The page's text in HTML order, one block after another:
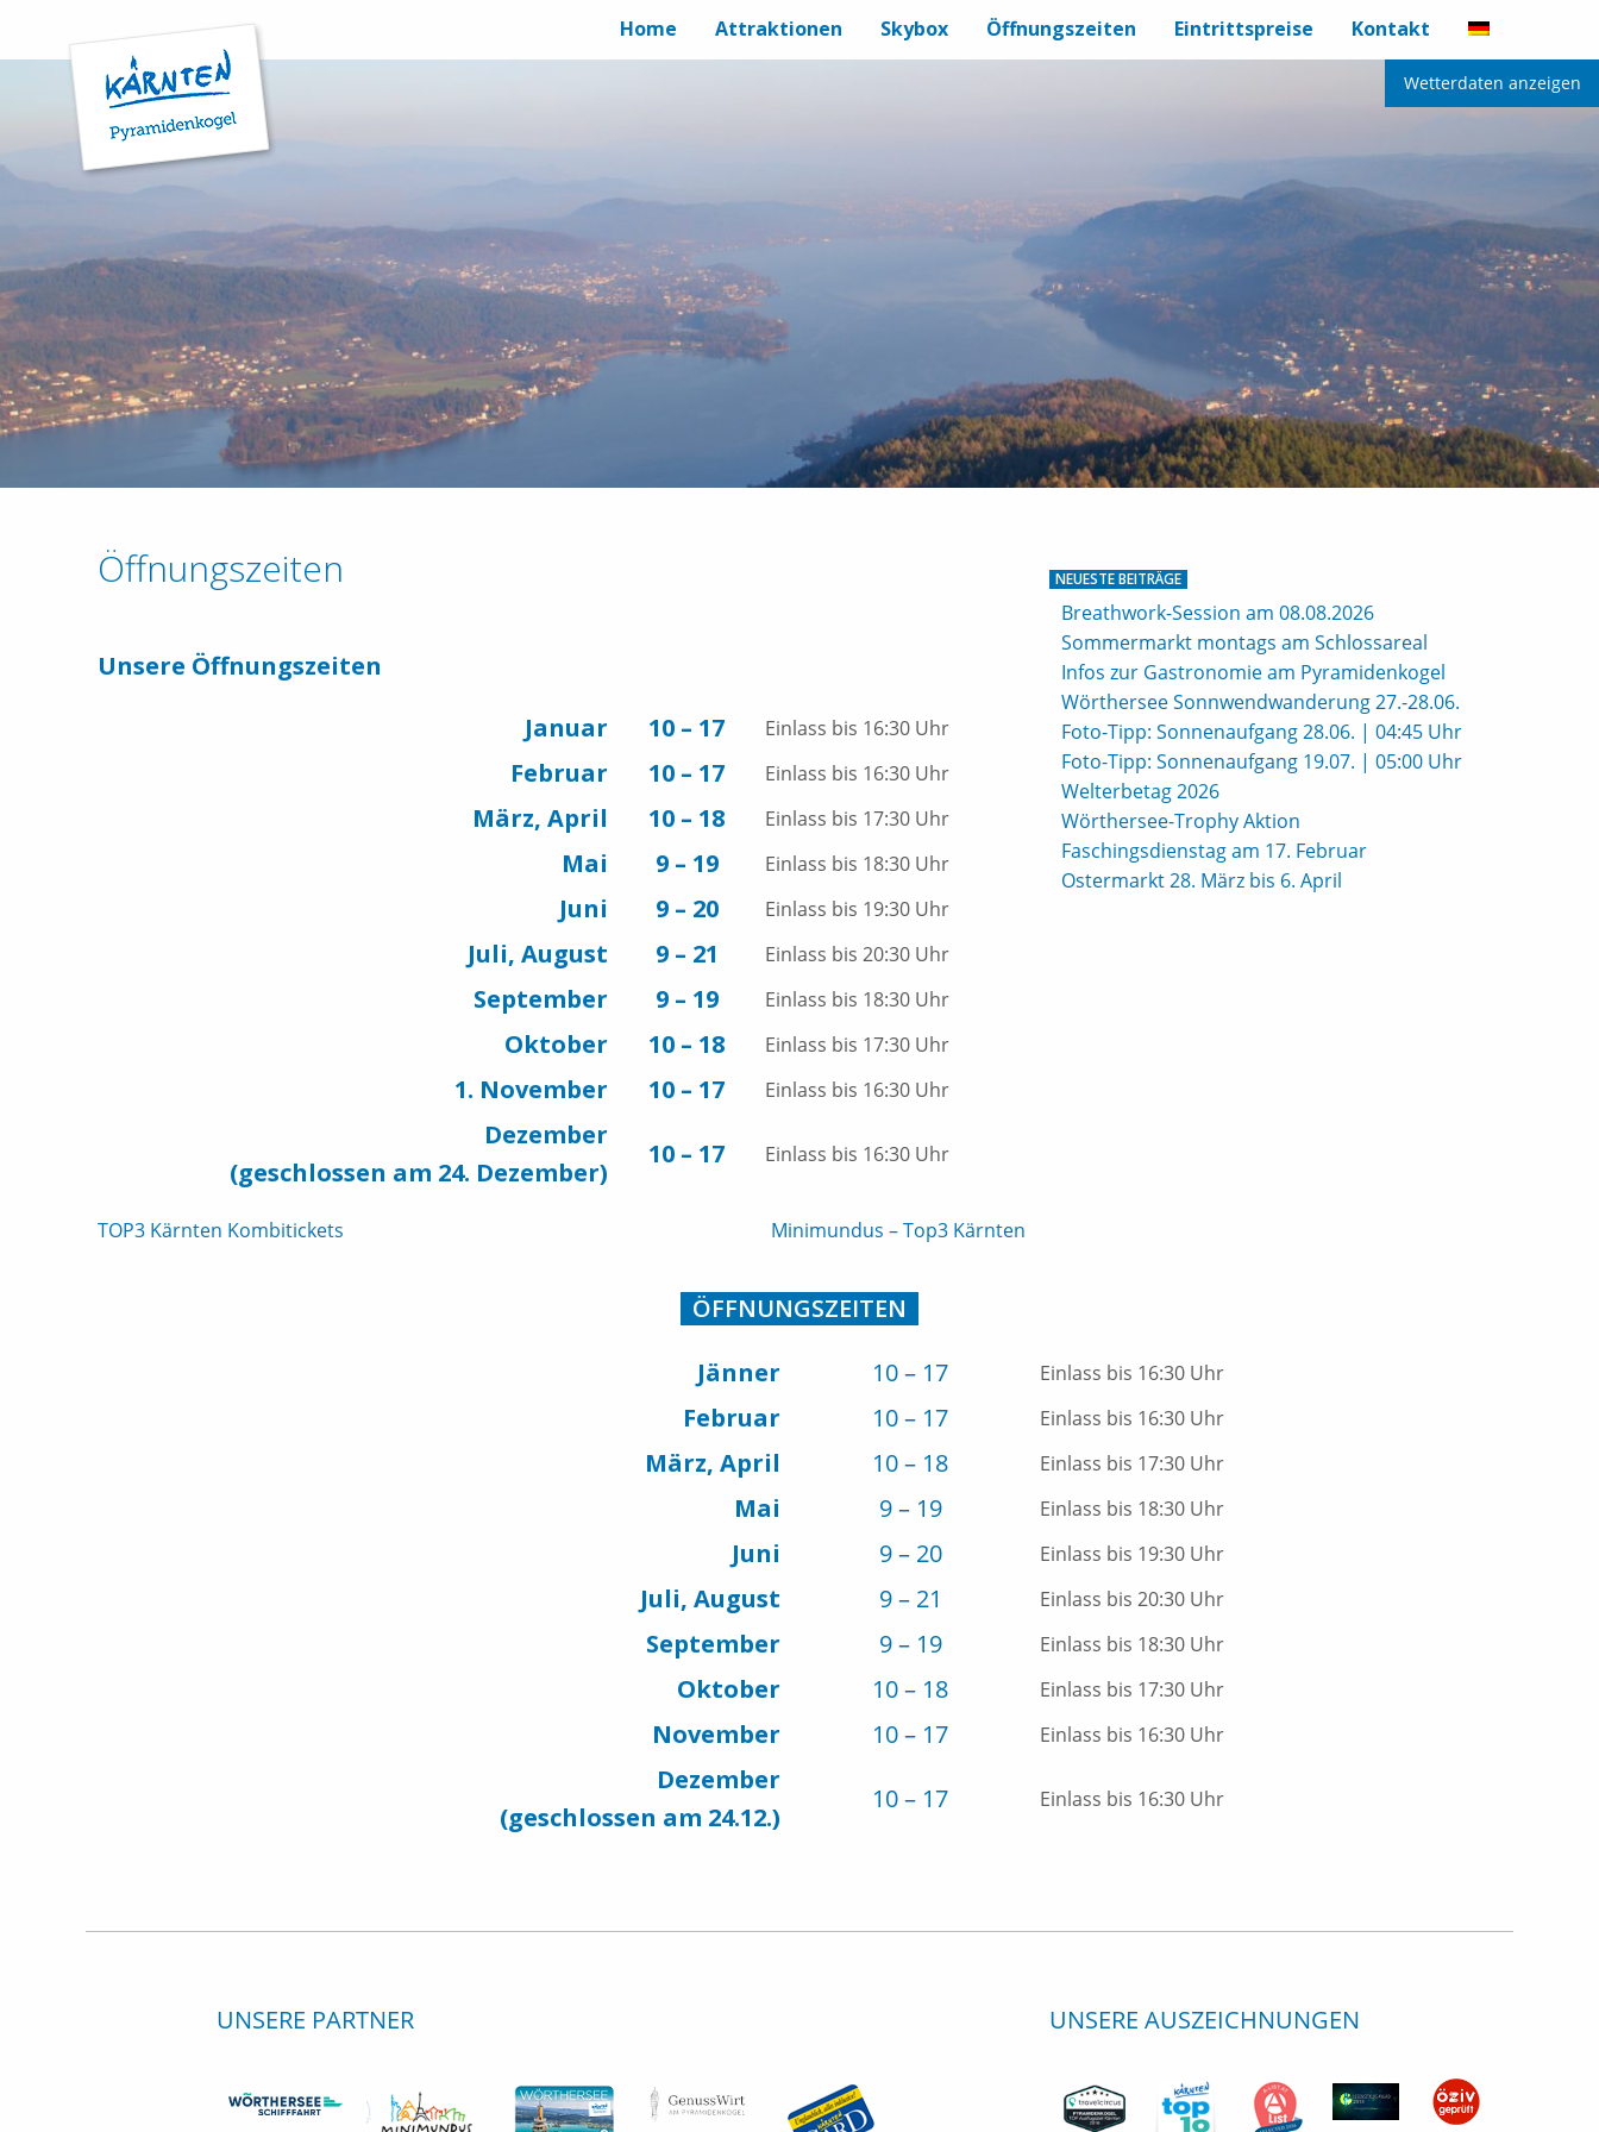
Home Attraktionen Skybox Öffnungszeiten Eintrittspreise Kontakt
Wetterdaten anzeigen
Öffnungszeiten
Unsere Öffnungszeiten
Januar
10 – 17 Einlass bis 16:30 Uhr
Februar 10 – 17 Einlass bis 16:30 Uhr
März, April 10 – 18 Einlass bis 17:30 Uhr
Mai 9 – 19 Einlass bis 18:30 Uhr
Juni 9 – 20 Einlass bis 19:30 Uhr
Juli, August 9 – 21 Einlass bis 20:30 Uhr
September 9 – 19 Einlass bis 18:30 Uhr
Oktober 10 – 18 Einlass bis 17:30 Uhr
1. November 10 – 17 Einlass bis 16:30 Uhr
Dezember
(geschlossen am 24. Dezember)
10 – 17 Einlass bis 16:30 Uhr
Beitrags-
TOP3 Kärnten Kombitickets Minimundus – Top3 Kärnten
NEUESTE BEITRÄGE
Breathwork-Session am 08.08.2026
Sommermarkt montags am Schlossareal
Infos zur Gastronomie am Pyramidenkogel
Wörthersee Sonnwendwanderung 27.-28.06.
Foto-Tipp: Sonnenaufgang 28.06. | 04:45 Uhr
Foto-Tipp: Sonnenaufgang 19.07. | 05:00 Uhr
Welterbetag 2026
Wörthersee-Trophy Aktion
Faschingsdienstag am 17. Februar
Ostermarkt 28. März bis 6. April
ÖFFNUNGSZEITEN
Jänner
10 – 17 Einlass bis 16:30 Uhr
Februar 10 – 17 Einlass bis 16:30 Uhr
März, April 10 – 18 Einlass bis 17:30 Uhr
Mai 9 – 19 Einlass bis 18:30 Uhr
Juni 9 – 20 Einlass bis 19:30 Uhr
Juli, August 9 – 21 Einlass bis 20:30 Uhr
September 9 – 19 Einlass bis 18:30 Uhr
Oktober 10 – 18 Einlass bis 17:30 Uhr
November 10 – 17 Einlass bis 16:30 Uhr
Dezember
(geschlossen am 24.12.)
10 – 17 Einlass bis 16:30 Uhr
UNSERE PARTNER UNSERE AUSZEICHNUNGEN